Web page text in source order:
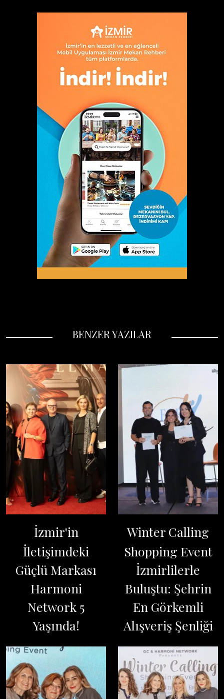
BENZER YAZILAR
İzmir'in
İletişimdeki
Güçlü Markası
Harmoni
Network 5
Yaşında!
Winter Calling
Shopping Event
İzmirlilerle
Buluştu: Şehrin
En Görkemli
Alışveriş Şenliği